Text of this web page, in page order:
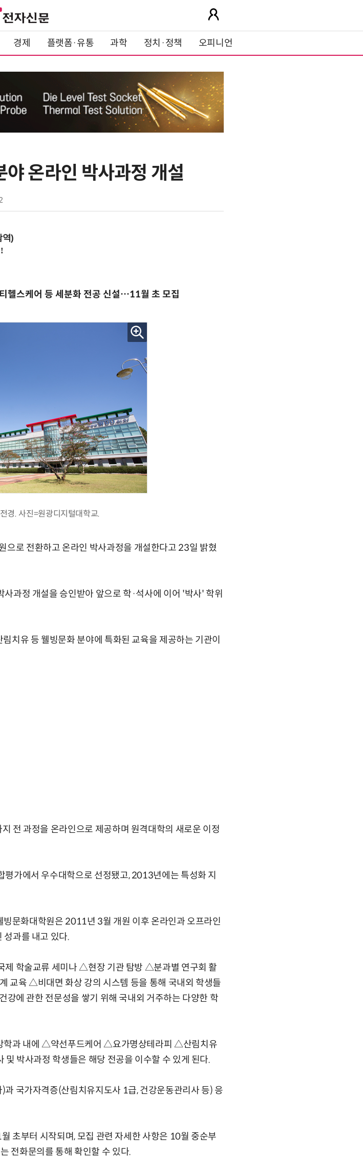
경제 플랫폼·유통 과학 정치·정책 오피니언
온라인 박사과정 개설
역)
헬스케어 등 세분화 전공 신설…11월 초 모집
경. 사진=원광디지털대학교.
으로 전환하고 온라인 박사과정을 개설한다고 23일 밝혔
과정 개설을 승인받아 앞으로 학·석사에 이어 '박사' 학위
치유 등 웰빙문화 분야에 특화된 교육을 제공하는 기관이
전 과정을 온라인으로 제공하며 원격대학의 새로운 이정
가에서 우수대학으로 선정됐고, 2013년에는 특성화 지
문화대학원은 2011년 3월 개원 이후 온라인과 오프라인
성과를 내고 있다.
학술교류 세미나 △현장 기관 탐방 △분과별 연구회 활
교육 △비대면 화상 강의 시스템 등을 통해 국내외 학생들
강에 관한 전문성을 쌓기 위해 국내외 거주하는 다양한 학
학과 내에 △약선푸드케어 △요가명상테라피 △산림치유
박사과정 학생들은 해당 전공을 이수할 수 있게 된다.
국가자격증(산림치유지도사 1급, 건강운동관리사 등) 응
초부터 시작되며, 모집 관련 자세한 사항은 10월 중순부
전화문의를 통해 확인할 수 있다.